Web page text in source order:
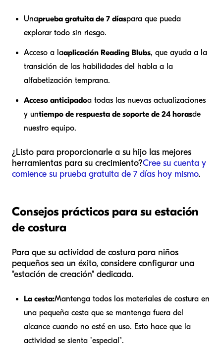
Unaprueba gratuita de 7 díaspara que pueda
explorar todo sin riesgo.
Acceso a laaplicación Reading Blubs, que ayuda a la
transición de las habilidades del habla a la
alfabetización temprana.
Acceso anticipadoa todas las nuevas actualizaciones
y untiempo de respuesta de soporte de 24 horasde
nuestro equipo.
¿Listo para proporcionarle a su hijo las mejores
herramientas para su crecimiento?Cree su cuenta y
comience su prueba gratuita de 7 días hoy mismo.
Consejos prácticos para su estación
de costura
Para que su actividad de costura para niños
pequeños sea un éxito, considere configurar una
"estación de creación" dedicada.
La cesta:Mantenga todos los materiales de costura en
una pequeña cesta que se mantenga fuera del
alcance cuando no esté en uso. Esto hace que la
actividad se sienta "especial".